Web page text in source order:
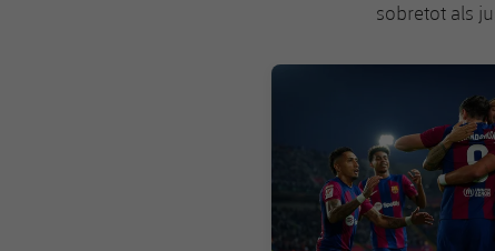
sobretot als
FC Barcelona club badge